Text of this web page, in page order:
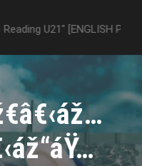
[ENGLISH